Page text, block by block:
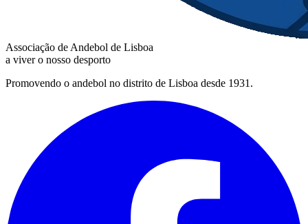
Associação de Andebol de Lisboa
a viver o nosso desporto
Promovendo o andebol no distrito de Lisboa desde 1931.